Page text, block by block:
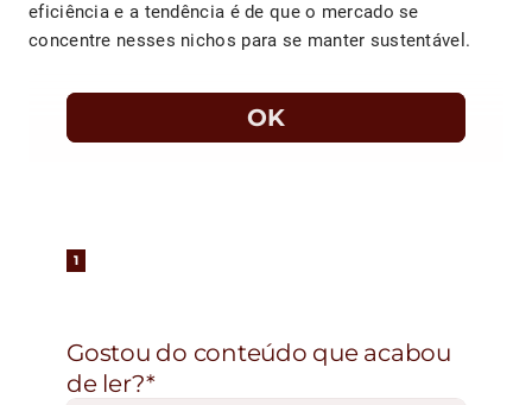
eficiência e a tendência é de que o mercado se
concentre nesses nichos para se manter sustentável.